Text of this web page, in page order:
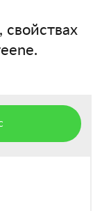
свойствах